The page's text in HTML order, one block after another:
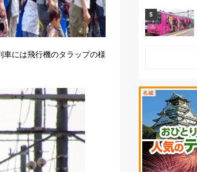
車には飛行機のタラップの様